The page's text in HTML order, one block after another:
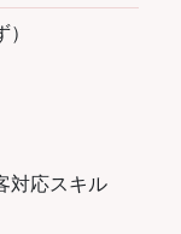
対応スキル